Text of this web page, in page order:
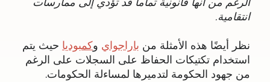
انتقامية.
نظر أيضًا هذه الأمثلة من باراجواي وكمبوديا حيث يتم
استخدام تكتيكات الحفاظ على السجلات على الرغم
من جهود الحكومة لتدميرها لمساءلة الحكومات.